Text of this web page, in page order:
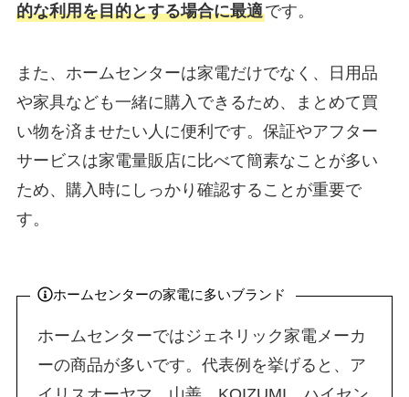
的な利用を目的とする場合に最適です。
また、ホームセンターは家電だけでなく、日用品
や家具なども一緒に購入できるため、まとめて買
い物を済ませたい人に便利です。保証やアフター
サービスは家電量販店に比べて簡素なことが多い
ため、購入時にしっかり確認することが重要で
す。
ホームセンターの家電に多いブランド
ホームセンターではジェネリック家電メーカ
ーの商品が多いです。代表例を挙げると、ア